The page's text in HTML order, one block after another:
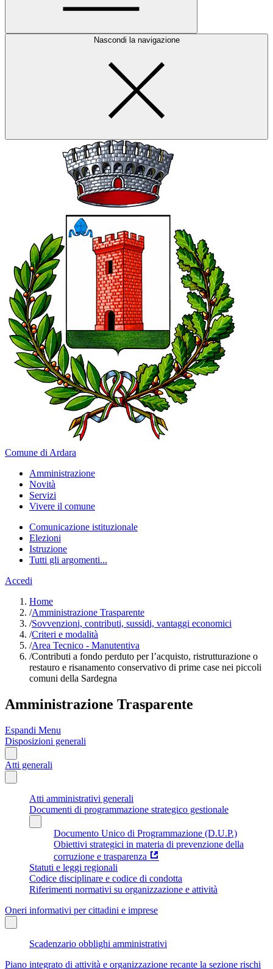
Nascondi la navigazione
Comune di Ardara
Amministrazione
Novità
Servizi
Vivere il comune
Comunicazione istituzionale
Elezioni
Istruzione
Tutti gli argomenti...
Accedi
Home
/Amministrazione Trasparente
/Sovvenzioni, contributi, sussidi, vantaggi economici
/Criteri e modalità
/Area Tecnico - Manutentiva
/Contributi a fondo perduto per l’acquisto, ristrutturazione o
restauro e risanamento conservativo di prime case nei piccoli
comuni della Sardegna
Amministrazione Trasparente
Espandi Menu
Disposizioni generali
Atti generali
Atti amministrativi generali
Documenti di programmazione strategico gestionale
Documento Unico di Programmazione (D.U.P.)
Obiettivi strategici in materia di prevenzione della
corruzione e trasparenza
Statuti e leggi regionali
Codice disciplinare e codice di condotta
Riferimenti normativi su organizzazione e attività
Oneri informativi per cittadini e imprese
Scadenzario obblighi amministrativi
Piano integrato di attività e organizzazione recante la sezione rischi